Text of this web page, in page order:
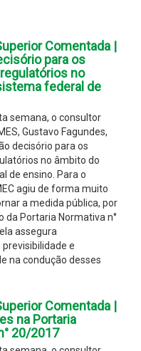
Comentada |
para os
no
federal de
semana, o consultor
Gustavo Fagundes,
decisório para os
no âmbito do
de ensino. Para o
agiu de forma muito
a medida pública, por
da Portaria Normativa n°
assegura
e
na condução desses
Comentada |
na Portaria
20/2017